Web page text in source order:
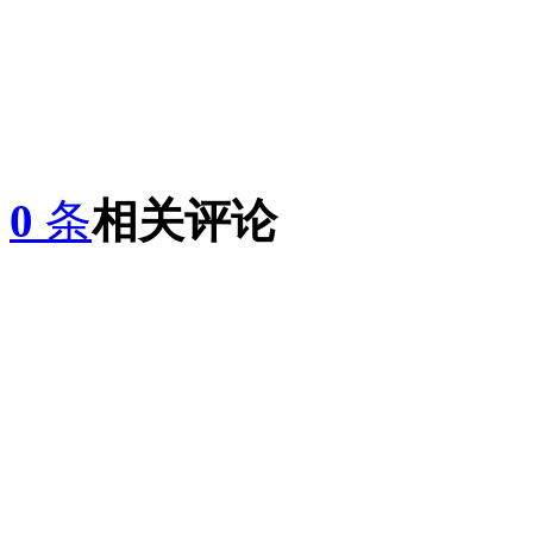
0 条相关评论